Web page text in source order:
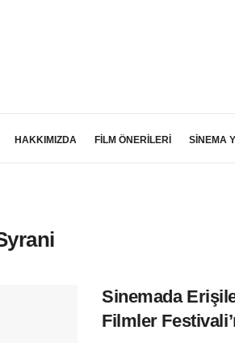
HAKKIMIZDA FİLM ÖNERİLERİ SİNEMA
Sinemada
Filmler